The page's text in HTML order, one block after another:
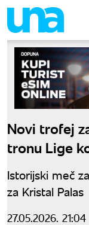
Novi trofej
tronu Lige
Istorijski meč
za Kristal Palas
27.05.2026. 21:04